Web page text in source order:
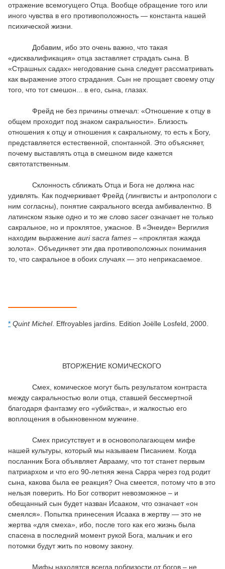
отражение всемогущего Отца. Вообще обращение того или
иного чувства в его противоположность — константа нашей
психической жизни.
Добавим, ибо это очень важно, что такая
«дисквалификация» отца заставляет страдать сына. В
«Страшных садах» негодование сына следует рассматривать
как выражение этого страдания. Сын не прощает своему отцу
того, что тот смешон... в его, сына, глазах.
Фрейд не без причины отмечал: «Отношение к отцу в
общем проходит под знаком сакральности». Близость
отношения к отцу и отношения к сакральному, то есть к Богу,
представляется естественной, спонтанной. Это объясняет,
почему выставлять отца в смешном виде кажется
святотатственным.
Склонность сближать Отца и Бога не должна нас
удивлять. Как подчеркивает Фрейд (лингвисты и антропологи с
ним согласны), понятие сакрального всегда амбивалентно. В
латинском языке одно и то же слово sacer означает не только
сакральное, но и проклятое, ужасное. В «Энеиде» Вергилия
находим выражение auri sacra fames – «проклятая жажда
золота». Объединяет эти два противоположных понимания
то, что сакральное в обоих случаях — это неприкасаемое.
* Quint Michel. Effroyables jardins. Edition Joëlle Losfeld, 2000.
ВТОРЖЕНИЕ КОМИЧЕСКОГО
Смех, комическое могут быть результатом контраста
между сакральностью воли отца, ставшей бессмертной
благодаря фантазму его «убийства», и жалкостью его
воплощения в обыкновенном мужчине.
Смех присутствует и в основополагающем мифе
нашей культуры, который мы называем Писанием. Когда
посланник Бога объявляет Аврааму, что тот станет первым
патриархом и что его 90-летняя жена Сарра через год родит
сына, какова была ее реакция? Она смеется, потому что в это
нельзя поверить. Но Бог сотворит невозможное – и
обещанный сын будет назван Исааком, что означает «он
смеялся». Попытка принесения Исаака в жертву — это не
жертва «для смеха», ибо, после того как его жизнь была
спасена в последний момент рукой Бога, мальчик и его
потомки будут жить по новому закону.
Мифы находятся всегда поблизости от богов – не